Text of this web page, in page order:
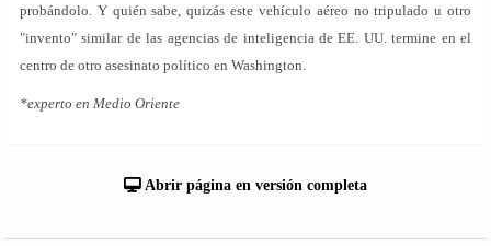
probándolo. Y quién sabe, quizás este vehículo aéreo no tripulado u otro
"invento" similar de las agencias de inteligencia de EE. UU. termine en el
centro de otro asesinato político en Washington.
*experto en Medio Oriente
Abrir página en versión completa